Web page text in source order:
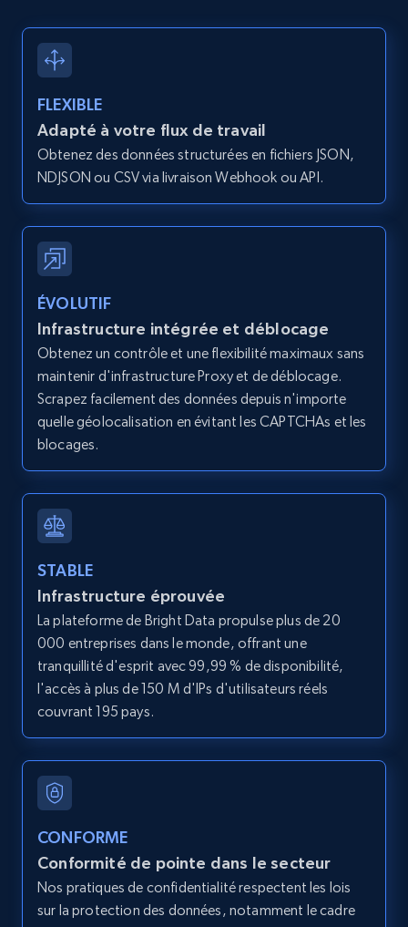
Zillow properties listing information -
Discover by custom filters - location, home
type and status
Zpid, City, State, HomeStatus, Address,
IsListingClaimedByCurrentSignedInUser,
IsCurrentSignedInAgentResponsible, Bedrooms,
and more.
Zillow properties listing information -
Search by parameters on zillow and use the
direct link as input
Zpid, City, State, HomeStatus, Address,
IsListingClaimedByCurrentSignedInUser,
IsCurrentSignedInAgentResponsible, Bedrooms,
and more.
LinkedIn posts
URL, ID, User id, Use url, Title, Headline, Post
text, Date posted, and more.
11.3K+ 1.5K+ Essai gratuit
LinkedIn posts - Discover user's articles by
URL
URL, ID, User id, Use url, Title, Headline, Post
text, Date posted, and more.
11.3K+ 1.5K+ Essai gratuit
FLEXIBLE
Adapté à votre flux de travail
Obtenez des données structurées en fichiers JSON,
NDJSON ou CSV via livraison Webhook ou API.
ÉVOLUTIF
Infrastructure intégrée et déblocage
Obtenez un contrôle et une flexibilité maximaux sans
maintenir d'infrastructure Proxy et de déblocage.
Scrapez facilement des données depuis n'importe
quelle géolocalisation en évitant les CAPTCHAs et les
blocages.
STABLE
Infrastructure éprouvée
La plateforme de Bright Data propulse plus de 20
000 entreprises dans le monde, offrant une
tranquillité d'esprit avec 99,99 % de disponibilité,
l'accès à plus de 150 M d'IPs d'utilisateurs réels
couvrant 195 pays.
CONFORME
Conformité de pointe dans le secteur
Nos pratiques de confidentialité respectent les lois
sur la protection des données, notamment le cadre